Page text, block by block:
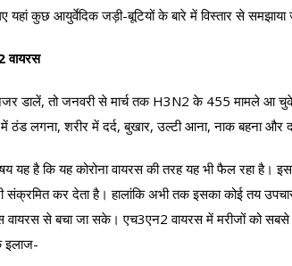
कुछ आयुर्वेदिक जड़ी-बूटियों के बारे में विस्तार से समझाया
वायरस
डालें, तो जनवरी से मार्च तक H3N2 के 455 मामले आ
में ठंड लगना, शरीर में दर्द, बुखार, उल्टी आना, नाक बहना
यह है कि यह कोरोना वायरस की तरह यह भी फैल रहा
संक्रमित कर देता है। हालांकि अभी तक इसका कोई तय
से बचा जा सके। एच3एन2 वायरस में मरीजों को सबसे
इलाज-